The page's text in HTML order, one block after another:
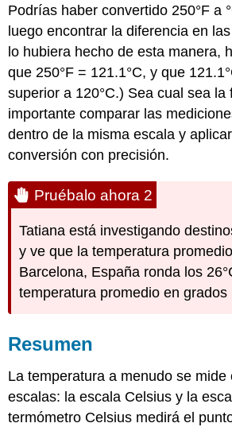
Podrías haber convertido 250°F a
luego encontrar la diferencia en
lo hubiera hecho de esta manera,
que 250°F = 121.1°C, y que
superior a 120°C.) Sea cual sea la
importante comparar las
dentro de la misma escala y
conversión con precisión.
Pruébalo ahora 2
Tatiana está investigando
y ve que la temperatura
Barcelona, España ronda los
temperatura promedio en grados
Resumen
La temperatura a menudo se mide
escalas: la escala Celsius y la
termómetro Celsius medirá el